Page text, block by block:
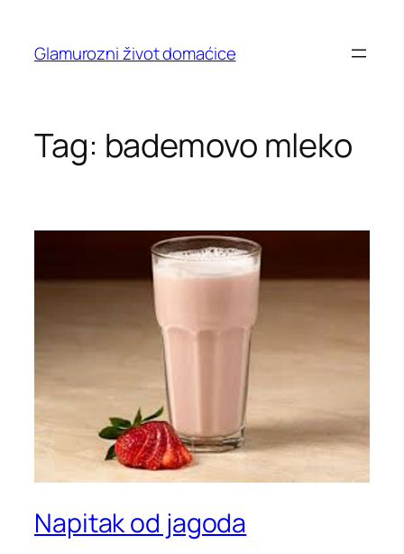
content
Glamurozni život domaćice
Tag: bademovo mleko
Napitak od jagoda